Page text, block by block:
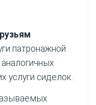
патронажной
аналогичных
услуги сиделок.